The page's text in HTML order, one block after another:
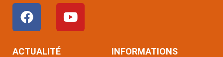
F
a
c
e
Y
o
u
ACTUALITÉ INFORMATIONS